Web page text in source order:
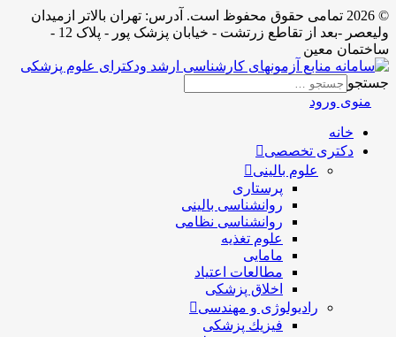
© 2026 تمامی حقوق محفوظ است. آدرس:‌ تهران بالاتر ازمیدان
ولیعصر -بعد از تقاطع زرتشت - خیابان پزشک پور - پلاک 12 -
ساختمان معین
جستجو
منوی ورود
خانه
دکتری تخصصی
علوم بالینی
پرستاری
روانشناسی بالینی
روانشناسی نظامی
علوم تغذیه
مامایی
مطالعات اعتیاد
اخلاق پزشکی
رادیولوژی و مهندسی
فيزيك پزشکی